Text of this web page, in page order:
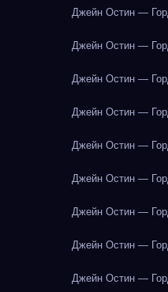
Джейн Остин —
Джейн Остин —
Джейн Остин —
Джейн Остин —
Джейн Остин —
Джейн Остин —
Джейн Остин —
Джейн Остин —
Джейн Остин —